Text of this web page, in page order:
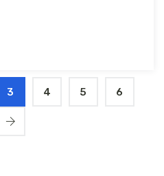
3 4 5 6